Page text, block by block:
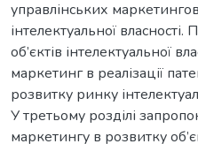
управлінських
інтелектуальної
об’єктів інтелектуальної
маркетинг в реалізації
розвитку ринку
У третьому розділі
маркетингу в розвитку